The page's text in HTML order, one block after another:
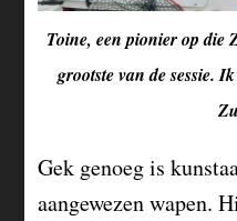
Toine, een pionier op die
grootste van de sessie.
Gek genoeg is
aangewezen wapen.